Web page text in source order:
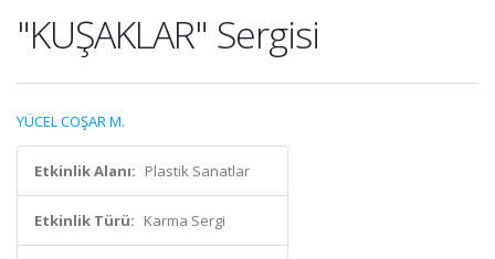
"KUŞAKLAR" Sergisi
YÜCEL COŞAR M.
Etkinlik Alanı: Plastik Sanatlar
Etkinlik Türü: Karma Sergi